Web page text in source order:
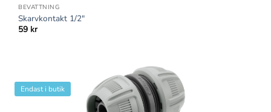
BEVATTNING
Skarvkontakt 1/2″
59 kr
Endast i butik